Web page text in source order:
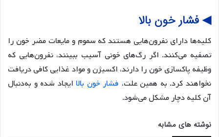
◀ فشار خون بالا
کلیه‌ها دارای نفرون‌هایی هستند که سموم و مایعات مضر خون را
تصفیه می‌کنند. اگر رگ‌های خونی آسیب ببینند، نفرون‌هایی که
وظیفه پاکسازی خون را دارند، اکسیژن و مواد غذایی کافی دریافت
نخواهند کرد. به همین علت، فشار خون بالا ایجاد شده و به‌دنبال
آن کلیه دچار مشکل می‌شود.
نوشته های مشابه